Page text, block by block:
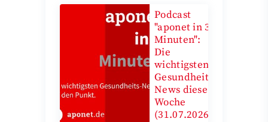
Podcast
"aponet in 3
Minuten":
Die
wichtigsten
Gesundheits-
News diese
Woche
(31.07.2026)